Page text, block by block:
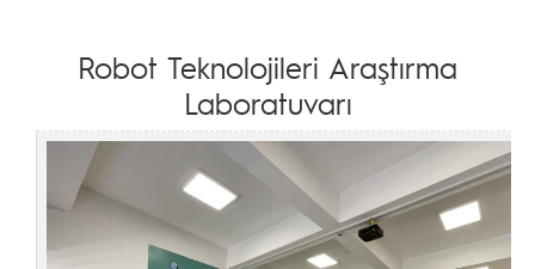
Robot Teknolojileri Araştırma
Laboratuvarı